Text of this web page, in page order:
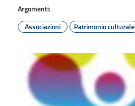
Argomenti:
Associazioni
Patrimonio culturale